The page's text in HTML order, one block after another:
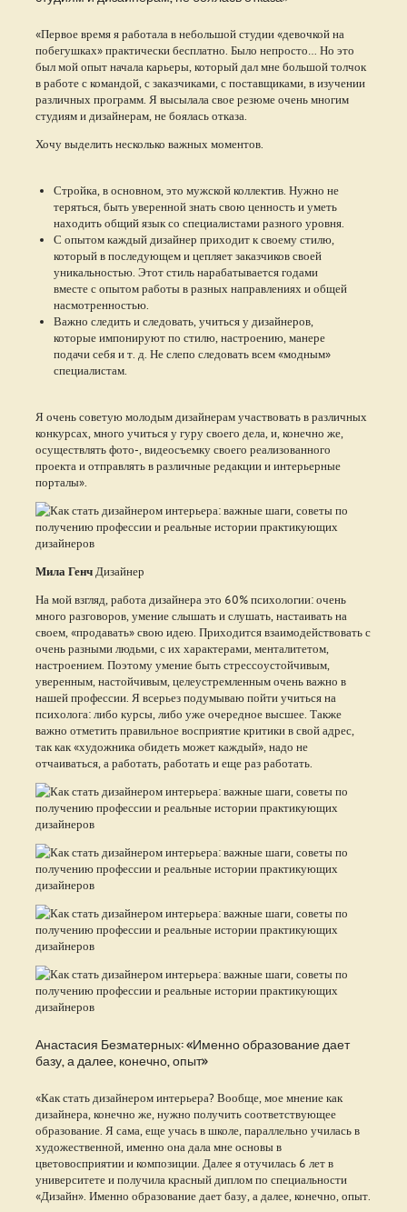
«Первое время я работала в небольшой студии «девочкой на
побегушках» практически бесплатно. Было непросто… Но это
был мой опыт начала карьеры, который дал мне большой толчок
в работе с командой, с заказчиками, с поставщиками, в изучении
различных программ. Я высылала свое резюме очень многим
студиям и дизайнерам, не боялась отказа.
Хочу выделить несколько важных моментов.
Стройка, в основном, это мужской коллектив. Нужно не
теряться, быть уверенной знать свою ценность и уметь
находить общий язык со специалистами разного уровня.
С опытом каждый дизайнер приходит к своему стилю,
который в последующем и цепляет заказчиков своей
уникальностью. Этот стиль нарабатывается годами
вместе с опытом работы в разных направлениях и общей
насмотренностью.
Важно следить и следовать, учиться у дизайнеров,
которые импонируют по стилю, настроению, манере
подачи себя и т. д. Не слепо следовать всем «модным»
специалистам.
Я очень советую молодым дизайнерам участвовать в различных
конкурсах, много учиться у гуру своего дела, и, конечно же,
осуществлять фото-, видеосъемку своего реализованного
проекта и отправлять в различные редакции и интерьерные
порталы».
Мила ГенчДизайнер
На мой взгляд, работа дизайнера это 60% психологии: очень
много разговоров, умение слышать и слушать, настаивать на
своем, «продавать» свою идею. Приходится взаимодействовать с
очень разными людьми, с их характерами, менталитетом,
настроением. Поэтому умение быть стрессоустойчивым,
уверенным, настойчивым, целеустремленным очень важно в
нашей профессии. Я всерьез подумываю пойти учиться на
психолога: либо курсы, либо уже очередное высшее. Также
важно отметить правильное восприятие критики в свой адрес,
так как «художника обидеть может каждый», надо не
отчаиваться, а работать, работать и еще раз работать.
Анастасия Безматерных: «Именно образование дает
базу, а далее, конечно, опыт»
«Как стать дизайнером интерьера? Вообще, мое мнение как
дизайнера, конечно же, нужно получить соответствующее
образование. Я сама, еще учась в школе, параллельно училась в
художественной, именно она дала мне основы в
цветовосприятии и композиции. Далее я отучилась 6 лет в
университете и получила красный диплом по специальности
«Дизайн». Именно образование дает базу, а далее, конечно, опыт.